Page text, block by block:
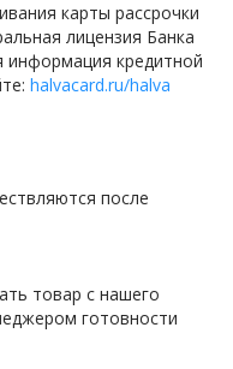
карты рассрочки
лицензия Банка
информация кредитной
halvacard.ru/halva
после
товар с нашего
готовности